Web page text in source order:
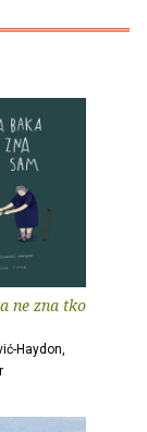
ne zna tko
Haydon,